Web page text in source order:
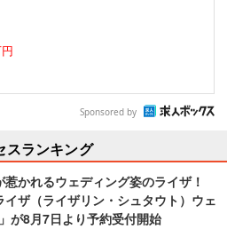
Sponsored by
スランキング
惹かれるウェディング姿のライザ！
イザ（ライザリン・シュタウト）ウェ
が8月7日より予約受付開始